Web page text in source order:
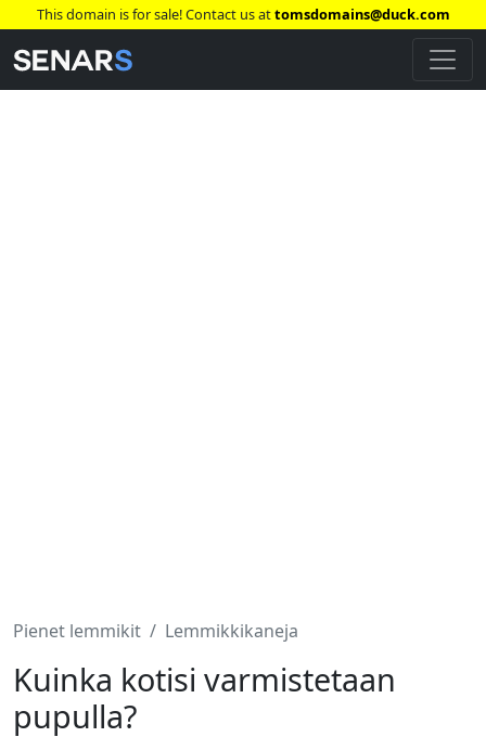
This domain is for sale! Contact us attomsdomains@duck.com
Pienet lemmikit Lemmikkikaneja
Kuinka kotisi varmistetaan
pupulla?